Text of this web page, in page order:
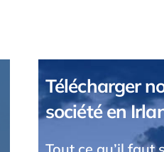
Télécharger
société en